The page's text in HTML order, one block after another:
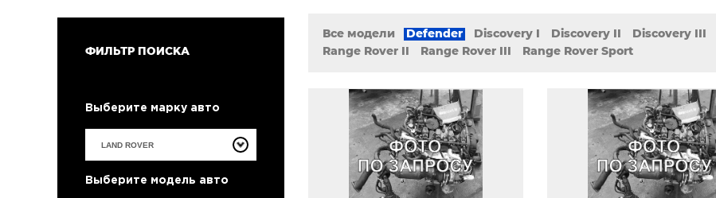
ФИЛЬТР ПОИСКА
Выберите марку авто
Выберите модель авто
Все модели Defender Discovery I Discovery II Discovery III
Range Rover II
Range Rover III Range Rover Sport